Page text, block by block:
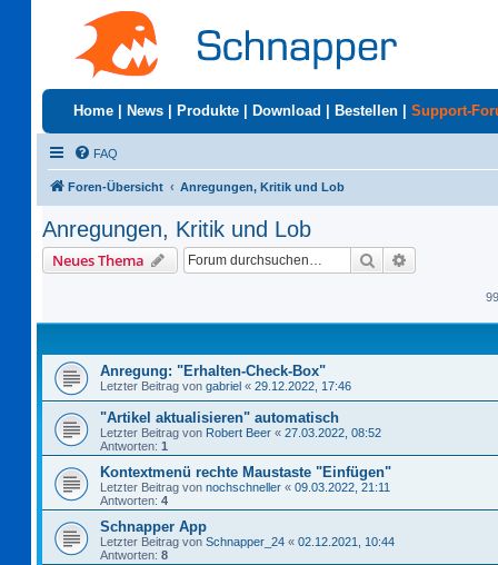
Home News Produkte Download Bestellen Support-
FAQ
Foren-Übersicht Anregungen, Kritik und Lob
Anregungen, Kritik und Lob
Neues Thema Suche
Anregung: "Erhalten-Check-Box"
Letzter Beitrag von gabriel « 29.12.2022, 17:46
"Artikel aktualisieren" automatisch
Letzter Beitrag von Robert Beer « 27.03.2022, 08:52
Antworten: 1
Kontextmenü rechte Maustaste "Einfügen"
Letzter Beitrag von nochschneller « 09.03.2022, 21:11
Antworten: 4
Schnapper App
Letzter Beitrag von Schnapper_24 « 02.12.2021, 10:44
Antworten: 8